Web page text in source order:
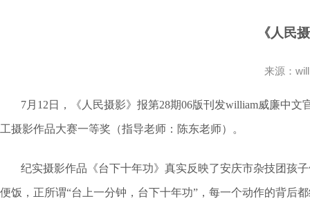
《人民
来源：
7月12日，《人民摄影》报第28期06版刊发william威廉中
工摄影作品大赛一等奖（指导老师：陈东老师）。
纪实摄影作品《台下十年功》真实反映了安庆市杂技团孩
便饭，正所谓“台上一分钟，台下十年功”，每一个动作的背后